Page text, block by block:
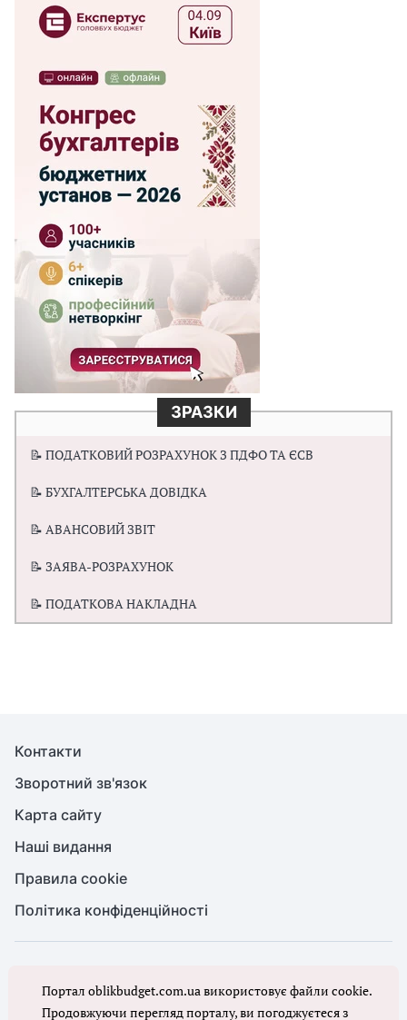
ЗРАЗКИ
📝 ПОДАТКОВИЙ РОЗРАХУНОК З ПДФО ТА ЄСВ
📝 БУХГАЛТЕРСЬКА ДОВІДКА
📝 АВАНСОВИЙ ЗВІТ
📝 ЗАЯВА-РОЗРАХУНОК
📝 ПОДАТКОВА НАКЛАДНА
Контакти
Зворотний зв'язок
Карта сайту
Наші видання
Правила cookie
Політика конфіденційності
Повне або часткове копіювання будь-яких матеріалів порталу,
цитування, публікація їх анотованих оглядів допускаються лише з
Портал oblikbudget.com.ua використовує файли cookie.
Продовжуючи перегляд порталу, ви погоджуєтеся з